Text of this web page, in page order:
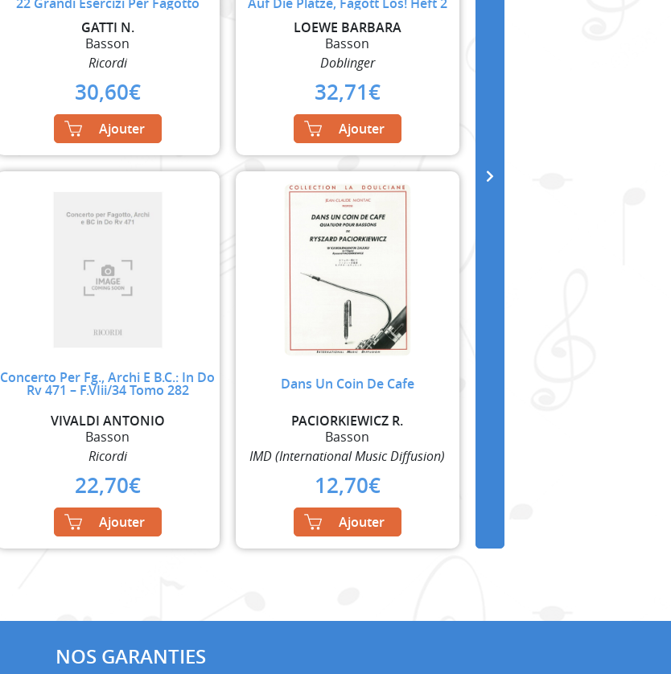
GATTI N.
Basson
Ricordi
30,60€
Ajouter
LOEWE BARBARA
Basson
Doblinger
32,71€
Ajouter
Concerto Per Fg., Archi E B.C.: In Do
Rv 471 – F.VIii/34 Tomo 282
VIVALDI ANTONIO
Basson
Ricordi
22,70€
Ajouter
Dans Un Coin De Cafe
PACIORKIEWICZ R.
Basson
IMD (International Music Diffusion)
12,70€
Ajouter
NOS GARANTIES